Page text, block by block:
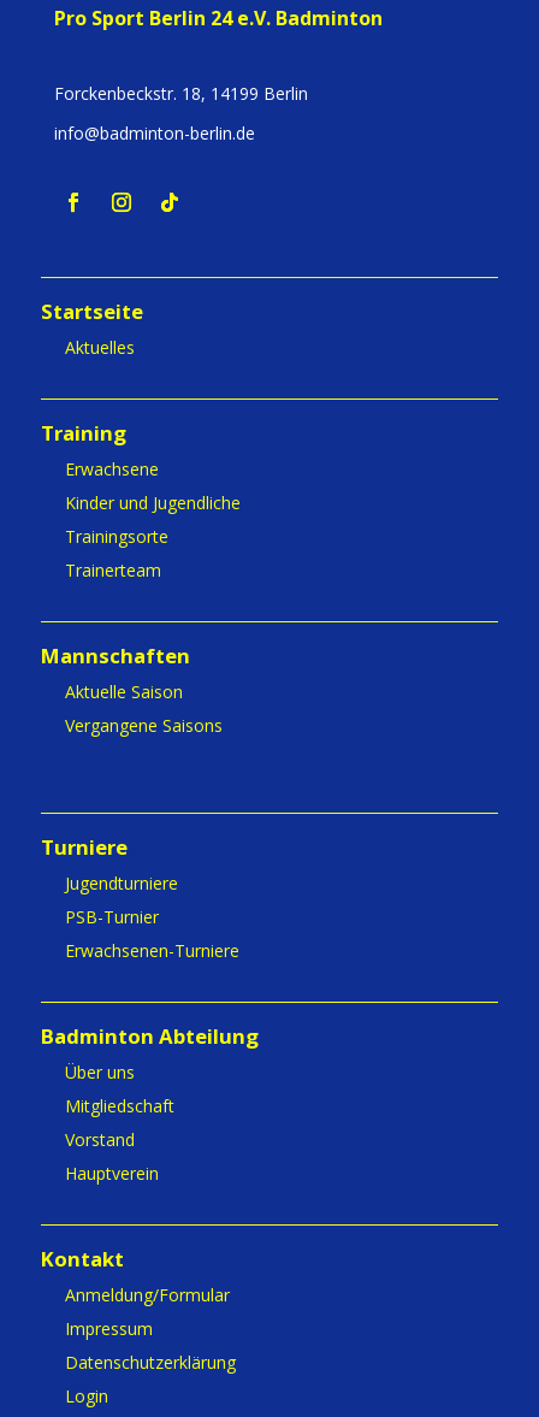
Pro Sport Berlin 24 e.V. Badminton
Forckenbeckstr. 18, 14199 Berlin
info@badminton-berlin.de
Startseite
Aktuelles
Training
Erwachsene
Kinder und Jugendliche
Trainingsorte
Trainerteam
Mannschaften
Aktuelle Saison
Vergangene Saisons
Turniere
Jugendturniere
PSB-Turnier
Erwachsenen-Turniere
Badminton Abteilung
Über uns
Mitgliedschaft
Vorstand
Hauptverein
Kontakt
Anmeldung/Formular
Impressum
Datenschutzerklärung
Login